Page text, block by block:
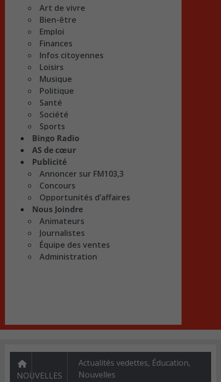
Art de vivre
Bien-être
Emploi
Finances
Infos citoyennes
Loisirs
Musique
Politique
Santé
Société
Sports
Bingo Radio
AS de cœur
Publicité
Annoncer sur FM103,3
Concours
Opportunités d’affaires
Nous Joindre
Animateurs
Journalistes
Équipe des ventes
Administration
NOUVELLES
Actualités vedettes, Éducation,
Nouvelles